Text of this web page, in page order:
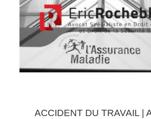
ACCIDENT DU TRAVAIL |